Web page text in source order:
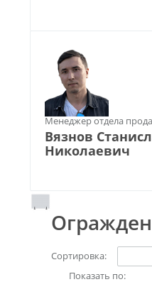
Менеджер отдела
Вязнов
Николаевич
Сортировка:
Показать по: